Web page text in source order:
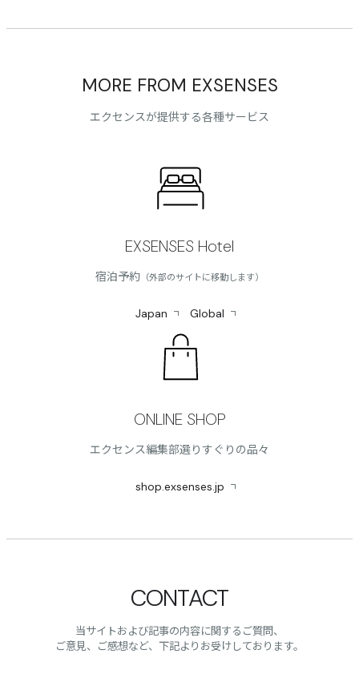
MORE FROM EXSENSES
エクセンスが提供する各種サービス
EXSENSES Hotel
宿泊予約 （外部のサイトに移動します）
Japan Global
ONLINE SHOP
エクセンス編集部選りすぐりの品々
shop.exsenses.jp
CONTACT
当サイトおよび記事の内容に関するご質問、
ご意見、ご感想など、下記よりお受けしております。